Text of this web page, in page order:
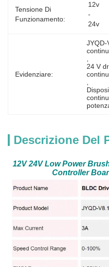
Tensione Di
Funzionamento:
12v
-
24v
Evidenziare:
24 V
Descrizione Del
12V 24V Low Power
Controller